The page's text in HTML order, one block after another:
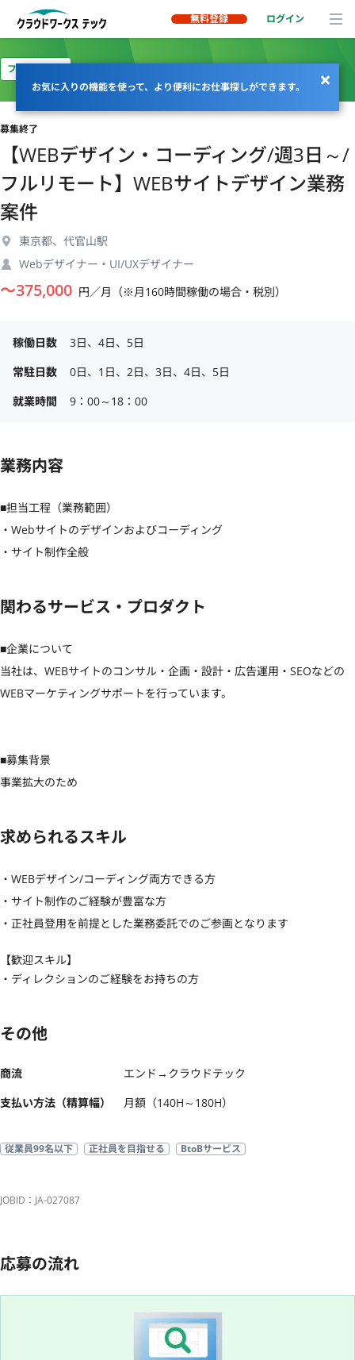
無料登録 ログイン
お気に入りの機能を使って、より便利にお仕事探しができます。
フルリモート
募集終了
【WEBデザイン・コーディング/週3日～/
フルリモート】WEBサイトデザイン業務
案件
東京都、代官山駅
Webデザイナー・UI/UXデザイナー
〜375,000 円／月（※月160時間稼働の場合・税別）
稼働日数
3日、4日、5日
常駐日数
0日、1日、2日、3日、4日、5日
就業時間
9：00～18：00
業務内容
■担当工程（業務範囲）
・Webサイトのデザインおよびコーディング
・サイト制作全般
関わるサービス・プロダクト
■企業について
当社は、WEBサイトのコンサル・企画・設計・広告運用・SEOなどの
WEBマーケティングサポートを行っています。
■募集背景
事業拡大のため
求められるスキル
・WEBデザイン/コーディング両方できる方
・サイト制作のご経験が豊富な方
・正社員登用を前提とした業務委託でのご参画となります
【歓迎スキル】
・ディレクションのご経験をお持ちの方
その他
商流
エンド→クラウドテック
支払い方法（精算幅）
月額（140H～180H）
従業員99名以下 正社員を目指せる BtoBサービス
JOBID：JA-027087
応募の流れ